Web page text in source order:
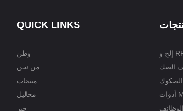
QUICK LINKS
وطن
من نحن
منتجات
محاليل
خبر
الصك